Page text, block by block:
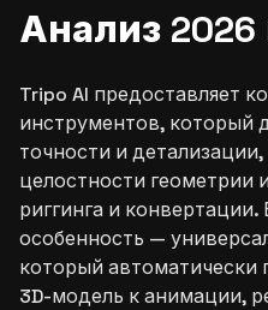
Анализ 2026
Tripo AI предоставляет
инструментов, который
точности и
целостности геометрии
риггинга и
особенность —
который автоматически
3D-модель к анимации,